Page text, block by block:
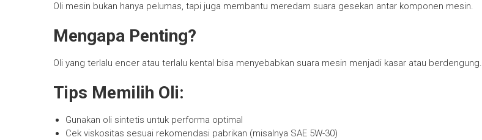
Oli mesin bukan hanya pelumas, tapi juga membantu meredam suara gesekan antar komponen mesin.
Mengapa Penting?
Oli yang terlalu encer atau terlalu kental bisa menyebabkan suara mesin menjadi kasar atau berdengung.
Tips Memilih Oli:
Gunakan oli sintetis untuk performa optimal
Cek viskositas sesuai rekomendasi pabrikan (misalnya SAE 5W-30)